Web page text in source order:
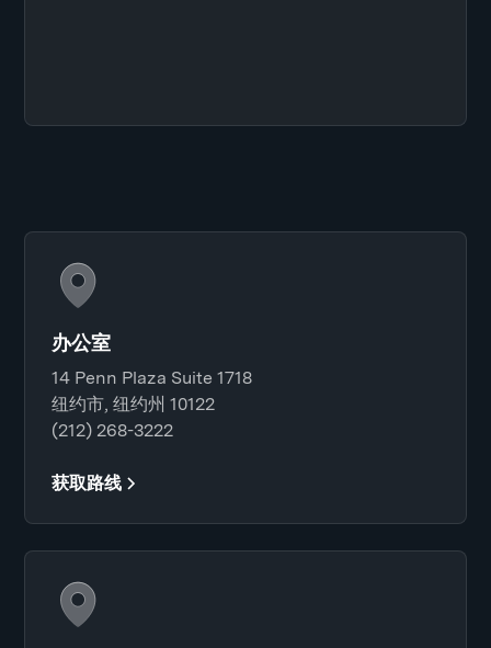
办公室
14 Penn Plaza Suite 1718
纽约市, 纽约州 10122
(212) 268-3222
获取路线